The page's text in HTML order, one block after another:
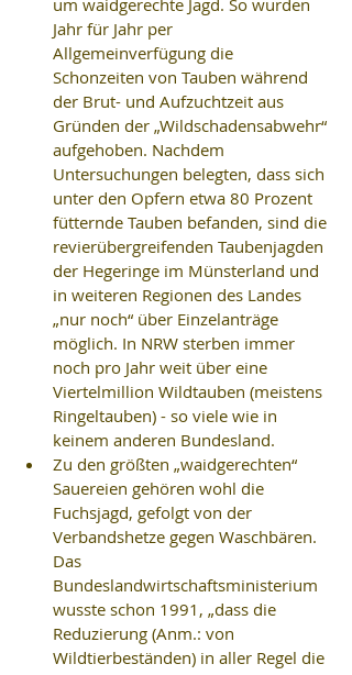
Jahr für Jahr per
Allgemeinverfügung die
Schonzeiten von Tauben während
der Brut- und Aufzuchtzeit aus
Gründen der „Wildschadensabwehr“
aufgehoben. Nachdem
Untersuchungen belegten, dass sich
unter den Opfern etwa 80 Prozent
fütternde Tauben befanden, sind die
revierübergreifenden Taubenjagden
der Hegeringe im Münsterland und
in weiteren Regionen des Landes
„nur noch“ über Einzelanträge
möglich. In NRW sterben immer
noch pro Jahr weit über eine
Viertelmillion Wildtauben (meistens
Ringeltauben) - so viele wie in
keinem anderen Bundesland.
Zu den größten „waidgerechten“
Sauereien gehören wohl die
Fuchsjagd, gefolgt von der
Verbandshetze gegen Waschbären.
Das
Bundeslandwirtschaftsministerium
wusste schon 1991, „dass die
Reduzierung (Anm.: von
Wildtierbeständen) in aller Regel die